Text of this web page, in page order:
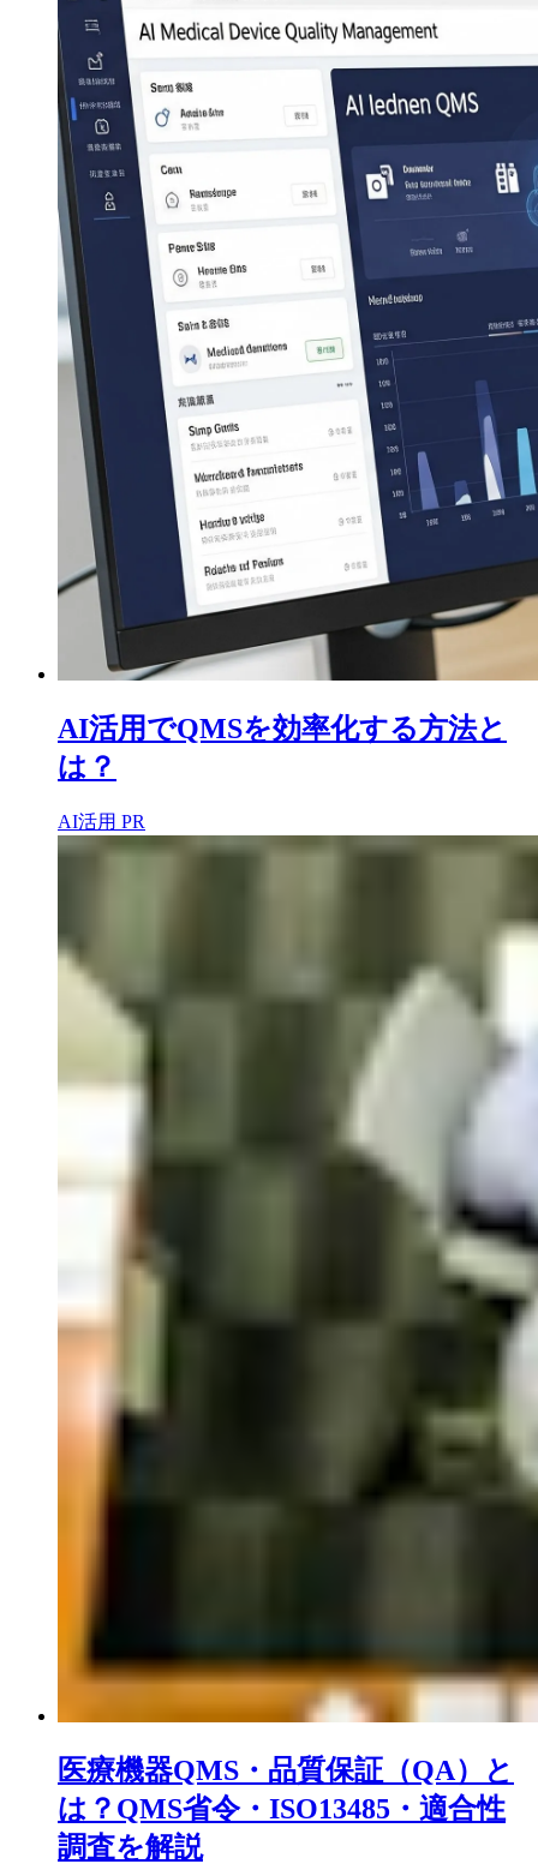
AI活用でQMSを効率化する方法と
は？
AI活用 PR
医療機器QMS・品質保証（QA）と
は？QMS省令・ISO13485・適合性
調査を解説